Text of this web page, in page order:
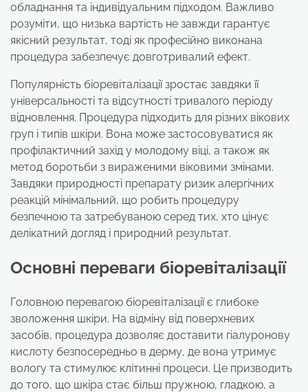
обладнання та індивідуальним підходом. Важливо
розуміти, що низька вартість не завжди гарантує
якісний результат, тоді як професійно виконана
процедура забезпечує довготривалий ефект.
Популярність біоревіталізації зростає завдяки її
універсальності та відсутності тривалого періоду
відновлення. Процедура підходить для різних вікових
груп і типів шкіри. Вона може застосовуватися як
профілактичний захід у молодому віці, а також як
метод боротьби з вираженими віковими змінами.
Завдяки природності препарату ризик алергічних
реакцій мінімальний, що робить процедуру
безпечною та затребуваною серед тих, хто цінує
делікатний догляд і природний результат.
Основні переваги біоревіталізації
Головною перевагою біоревіталізації є глибоке
зволоження шкіри. На відміну від поверхневих
засобів, процедура дозволяє доставити гіалуронову
кислоту безпосередньо в дерму, де вона утримує
вологу та стимулює клітинні процеси. Це призводить
до того, що шкіра стає більш пружною, гладкою, а